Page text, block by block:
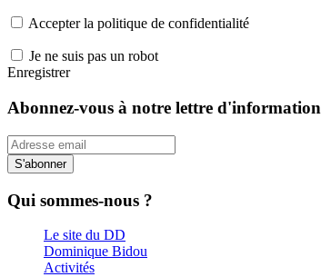
Accepter la politique de confidentialité
Je ne suis pas un robot
Enregistrer
Abonnez-vous à notre lettre d'information
S'abonner
Qui sommes-nous ?
Le site du DD
Dominique Bidou
Activités